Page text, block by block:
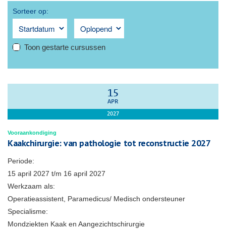
Sorteer op:
Toon gestarte cursussen
15
APR
2027
Vooraankondiging
Kaakchirurgie: van pathologie tot reconstructie 2027
Periode:
15 april 2027 t/m 16 april 2027
Werkzaam als:
Operatieassistent, Paramedicus/ Medisch ondersteuner
Specialisme:
Mondziekten Kaak en Aangezichtschirurgie